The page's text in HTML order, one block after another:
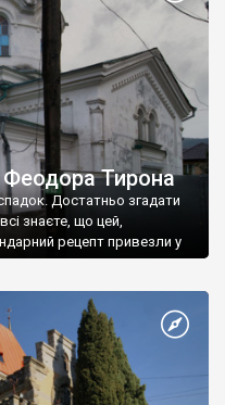
Феодора Тирона
Достатньо згадати
знаєте, що цей,
рецепт привезли у